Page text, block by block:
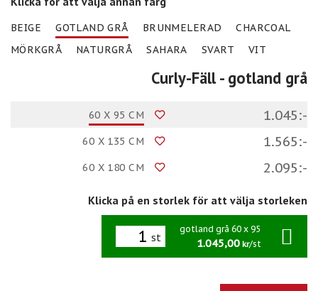
BEIGE GOTLAND GRÅ BRUNMELERAD
CHARCOAL
MÖRKGRÅ
NATURGRÅ SAHARA SVART VIT
Curly-Fäll- gotland grå
60 X 95 CM 1.045:-
60 X 135 CM 1.565:-
60 X 180 CM 2.095:-
Klicka på en storlek för att välja storleken
st
gotland grå 60 x 95 cm
1.045,00 kr/st